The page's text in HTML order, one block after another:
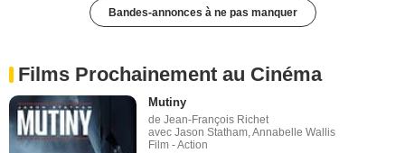
Bandes-annonces à ne pas manquer
Films Prochainement au Cinéma
Mutiny
de Jean-François Richet
avec Jason Statham, Annabelle Wallis
Film - Action